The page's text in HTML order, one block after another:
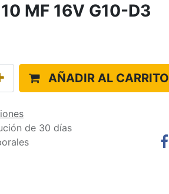
MF 16V G10-D3
AÑADIR AL CARRITO
de 30 días